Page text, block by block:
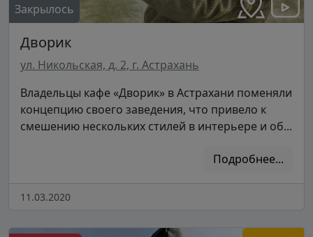
Закрылось
Дворик
ул. Никольская, д. 2, г. Астрахань
Владельцы кафе «Дворик» в Астрахани поменяли
концепцию своего заведения, что привело к
смешению нескольких стилей в интерьере и об...
Подробнее...
11.03.2020